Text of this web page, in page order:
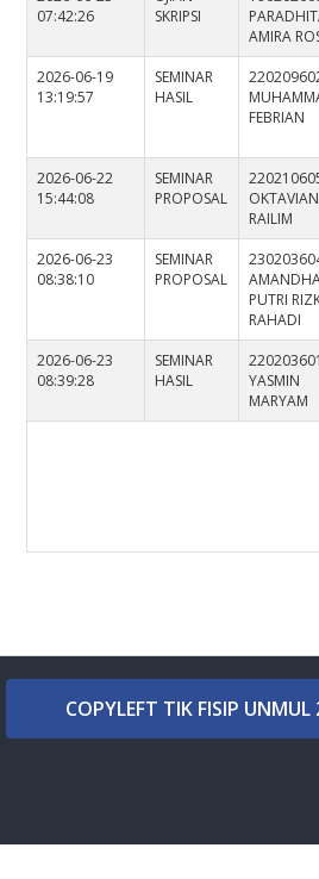
07:42:26
SKRIPSI
AMIRA
2026-06-19
13:19:57
SEMINAR
HASIL
FEBRIAN
2026-06-22
15:44:08
SEMINAR
PROPOSAL
RAILIM
2026-06-23
08:38:10
SEMINAR
PROPOSAL
PUTRI
RAHADI
2026-06-23
08:39:28
SEMINAR
HASIL
YASMIN
MARYAM
COPYLEFT TIK FISIP